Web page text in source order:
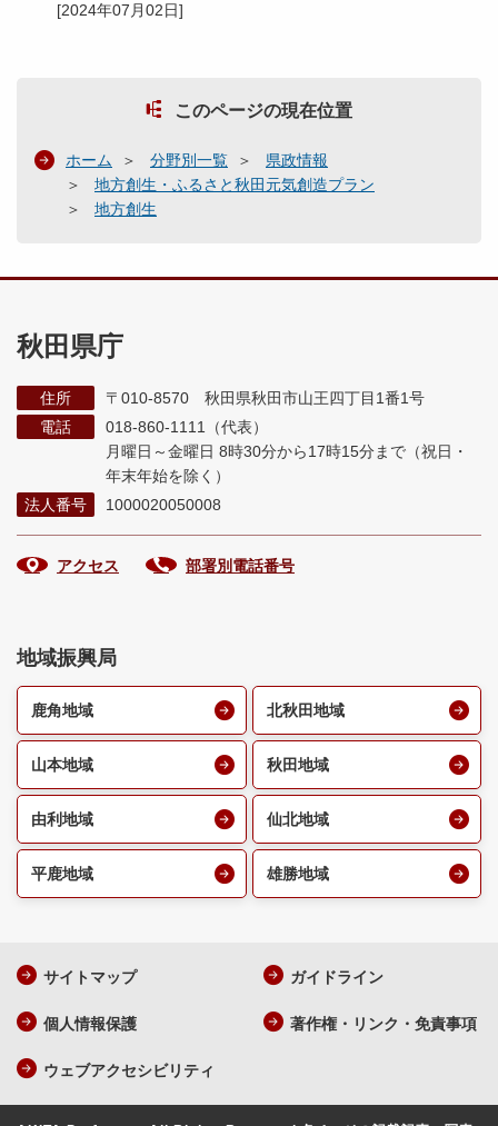
[2024年07月02日]
このページの現在位置
ホーム 分野別一覧
県政情報
地方創生・ふるさと秋田元気創造プラン
地方創生
秋田県庁
住所
〒010-8570 秋田県秋田市山王四丁目1番1号
電話
018-860-1111（代表）
月曜日～金曜日 8時30分から17時15分まで （祝日・
年末年始を除く）
法人番号
1000020050008
アクセス 部署別電話番号
地域振興局
鹿角地域 北秋田地域
山本地域 秋田地域
由利地域 仙北地域
平鹿地域 雄勝地域
サイトマップ ガイドライン
個人情報保護 著作権・リンク・免責事項
ウェブアクセシビリティ